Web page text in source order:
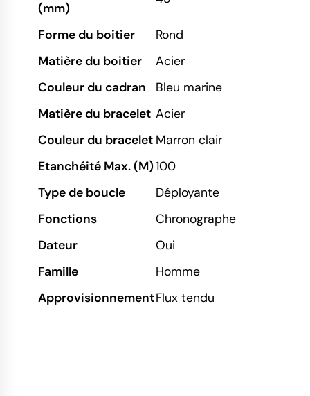
(mm)
Forme du boitier
Rond
Matière du boitier
Acier
Couleur du cadran
Bleu marine
Matière du bracelet Acier
Couleur du bracelet Marron clair
Etanchéité Max. (M)100
Type de boucle
Déployante
Fonctions
Chronographe
Dateur
Oui
Famille
Homme
ApprovisionnementFlux tendu